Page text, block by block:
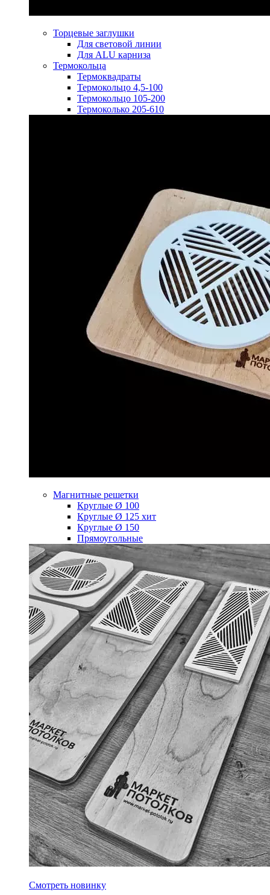
Торцевые заглушки
Для световой линии
Для ALU карниза
Термокольца
Термоквадраты
Термокольцо 4,5-100
Термокольцо 105-200
Термоколько 205-610
Магнитные решетки
Круглые Ø 100
Круглые Ø 125 хит
Круглые Ø 150
Прямоугольные
Смотреть новинку